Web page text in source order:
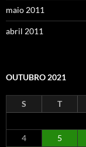
maio 2011
abril 2011
OUTUBRO 2021
S T
4
5